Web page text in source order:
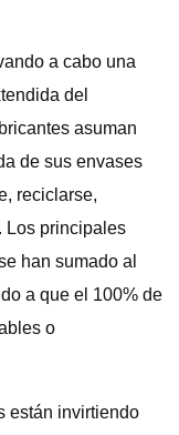
a cabo una
del
asuman
de sus envases
reciclarse,
Los principales
han sumado al
a que el 100% de
o
están invirtiendo